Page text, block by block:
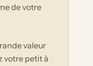
de votre
valeur
votre petit à